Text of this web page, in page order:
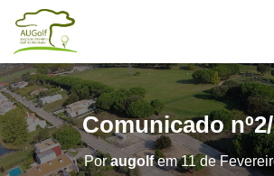
Comunicado
Poraugolfem11 de